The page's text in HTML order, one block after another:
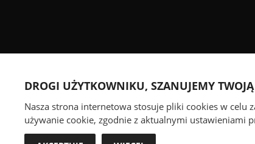
DROGI UŻYTKOWNIKU, SZANUJEMY
Nasza strona internetowa stosuje pliki cookies w celu
używanie cookie, zgodnie z aktualnymi ustawieniami